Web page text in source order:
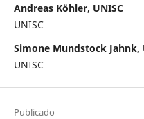
Andreas Köhler, UNISC
UNISC
Simone Mundstock Jahnk,
UNISC
Publicado